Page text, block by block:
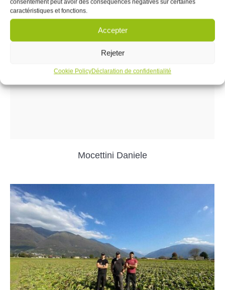
consentement peut avoir des conséquences négatives sur certaines
caractéristiques et fonctions.
Accepter
Rejeter
Cookie PolicyDéclaration de confidentialité
Mocettini Daniele